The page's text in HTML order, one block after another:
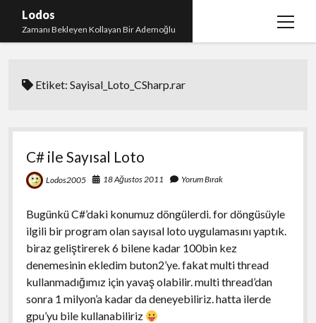
Lodos
Zamanı Bekleyen Kollayan Bir Ademoğlu
menüyü
test
Etiket:Sayisal_Loto_CSharp.rar
C# ile Sayısal Loto
Lodos2005 18 Ağustos 2011 Yorum Bırak
Bugünkü C#’daki konumuz döngülerdi. for döngüsüyle
ilgili bir program olan sayısal loto uygulamasını yaptık.
biraz geliştirerek 6 bilene kadar 100bin kez
denemesinin ekledim buton2’ye. fakat multi thread
kullanmadığımız için yavaş olabilir. multi thread’dan
sonra 1 milyon’a kadar da deneyebiliriz. hatta ilerde
gpu’yu bile kullanabiliriz